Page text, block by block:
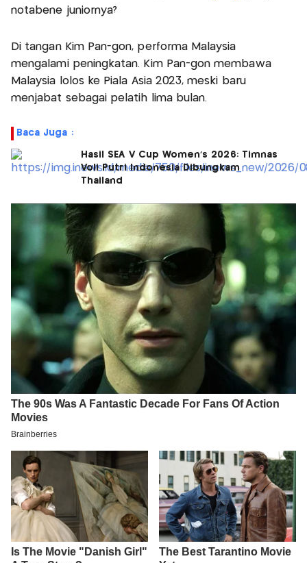
notabene juniornya?
Di tangan Kim Pan-gon, performa Malaysia
mengalami peningkatan. Kim Pan-gon membawa
Malaysia lolos ke Piala Asia 2023, meski baru
menjabat sebagai pelatih lima bulan.
Baca Juga :
Hasil SEA V Cup Women's 2026: Timnas
Voli Putri Indonesia Dibungkam
Thailand